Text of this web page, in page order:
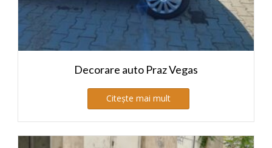
Decorare auto Praz Vegas
Citește mai mult